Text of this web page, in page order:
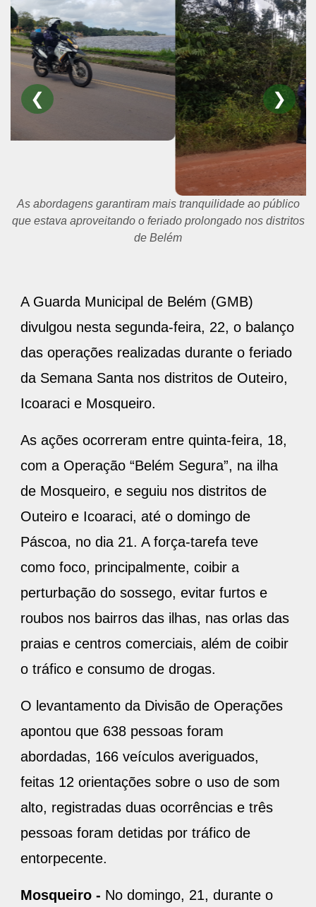
❮ ❯
As abordagens garantiram mais tranquilidade ao público
que estava aproveitando o feriado prolongado nos distritos
de Belém
A Guarda Municipal de Belém (GMB)
divulgou nesta segunda-feira, 22, o balanço
das operações realizadas durante o feriado
da Semana Santa nos distritos de Outeiro,
Icoaraci e Mosqueiro.
As ações ocorreram entre quinta-feira, 18,
com a Operação “Belém Segura”, na ilha
de Mosqueiro, e seguiu nos distritos de
Outeiro e Icoaraci, até o domingo de
Páscoa, no dia 21. A força-tarefa teve
como foco, principalmente, coibir a
perturbação do sossego, evitar furtos e
roubos nos bairros das ilhas, nas orlas das
praias e centros comerciais, além de coibir
o tráfico e consumo de drogas.
O levantamento da Divisão de Operações
apontou que 638 pessoas foram
abordadas, 166 veículos averiguados,
feitas 12 orientações sobre o uso de som
alto, registradas duas ocorrências e três
pessoas foram detidas por tráfico de
entorpecente.
Mosqueiro - No domingo, 21, durante o